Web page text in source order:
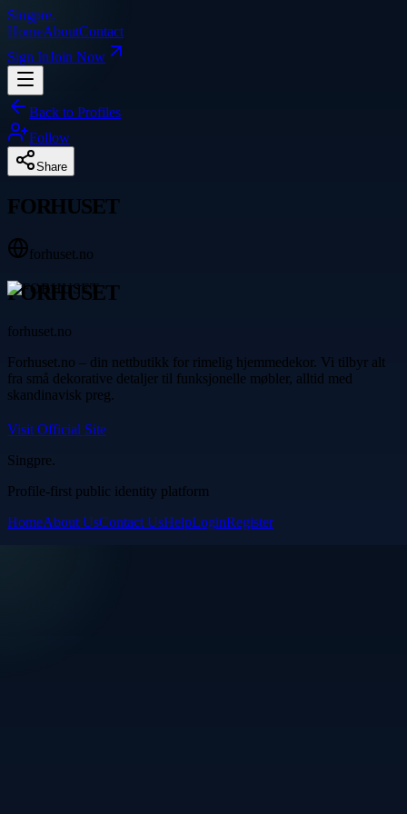
Singpre.
HomeAboutContact
Sign InJoin Now
Back to Profiles
Follow
Share
FORHUSET
forhuset.no
FORHUSET
forhuset.no
Forhuset.no – din nettbutikk for rimelig hjemmedekor. Vi tilbyr alt
fra små dekorative detaljer til funksjonelle møbler, alltid med
skandinavisk preg.
Visit Official Site
Singpre.
Profile-first public identity platform
HomeAbout UsContact UsHelpLoginRegister